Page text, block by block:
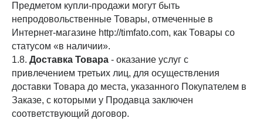
Предметом купли-продажи могут быть
непродовольственные Товары, отмеченные в
Интернет-магазине http://timfato.com, как Товары со
статусом «в наличии».
1.8. Доставка Товара - оказание услуг с
привлечением третьих лиц, для осуществления
доставки Товара до места, указанного Покупателем в
Заказе, с которыми у Продавца заключен
соответствующий договор.